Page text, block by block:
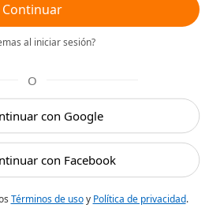
Continuar
al iniciar sesión?
O
con Google
con Facebook
Términos de usoy Política de privacidad.